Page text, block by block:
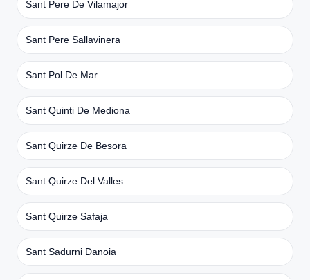
Sant Pere De Vilamajor
Sant Pere Sallavinera
Sant Pol De Mar
Sant Quinti De Mediona
Sant Quirze De Besora
Sant Quirze Del Valles
Sant Quirze Safaja
Sant Sadurni Danoia